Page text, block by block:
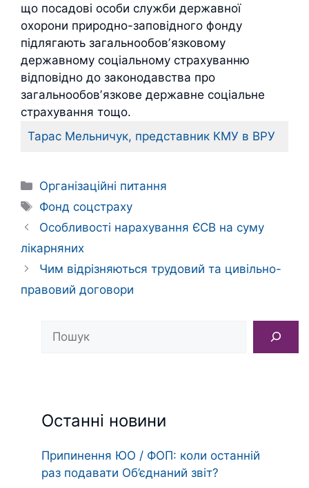
що посадові особи служби державної
охорони природно-заповідного фонду
підлягають загальнообовʼязковому
державному соціальному страхуванню
відповідно до законодавства про
загальнообовʼязкове державне соціальне
страхування тощо.
Тарас Мельничук, представник КМУ в ВРУ
Категорії
Організаційні питання
Позначки
Фонд соцстраху
Особливості нарахування ЄСВ на суму
лікарняних
Чим відрізняються трудовий та цивільно-
правовий договори
Останні новини
Припинення ЮО / ФОП: коли останній
раз подавати Об’єднаний звіт?